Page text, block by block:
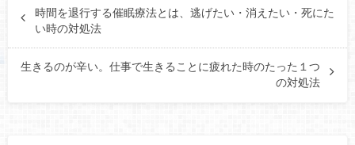
時間を退行する催眠療法とは、逃げたい・消えたい・死にた
い時の対処法
生きるのが辛い。仕事で生きることに疲れた時のたった１つ
の対処法